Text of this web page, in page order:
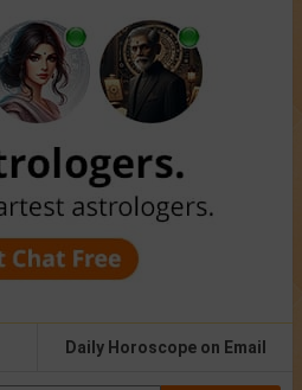
Daily Horoscope on Email